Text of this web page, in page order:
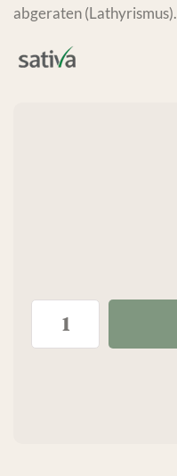
abgeraten (Lathyrismus).